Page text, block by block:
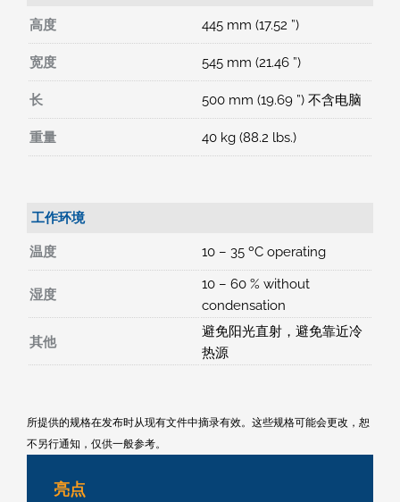
高度 445 mm (17.52 ”)
宽度 545 mm (21.46 ”)
长 500 mm (19.69 ”) 不含电脑
重量 40 kg (88.2 lbs.)
工作环境
温度 10 – 35 ºC operating
湿度
10 – 60 % without
condensation
其他
避免阳光直射，避免靠近冷
热源
所提供的规格在发布时从现有文件中摘录有效。这些规格可能会更改，恕
不另行通知，仅供一般参考。
亮点